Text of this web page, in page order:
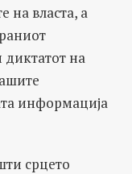
на власта, а
на
информација
срцето